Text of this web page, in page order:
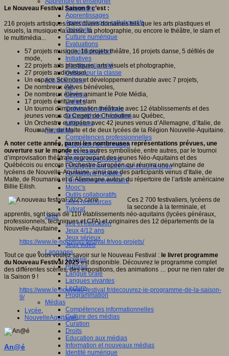
Apprendre
Apprentissages
Apprentissages collaboratifs
Créativité
Culture numérique
Evaluations
Individualisation
Initiatives
Interdisciplinarité
Outils pour la classe
Arts et Culture
Art
Cinéma
Culture
Culture et numérique
Dispositifs de médiation
Littérature
Formation
Compétences professionnelles
Dispositifs de formation
E- formation
Enjeux et évolutions
Enseignement supérieur et numérique
Formations hybrides
Formation universitaire
Mooc’s
Outils collaboratifs
Sites ressources
Tutorat
Jeux
Jeu et éducation
Jeux 4/12 ans
Jeux sérieux
Jeux vidéo
Langages
Ecriture
Humour
Langue orale
Langues vivantes
Lecture
Programmation
Médias
Compétences informationnelles
Culture des médias
Curation
Droits
Education aux médias
Information et nouveaux médias
Identité numérique
Le Nouveau Festival Saison 9 c’est :
216 projets artistiques dans divers domaines tels que les arts plastiques et
visuels, la musique, la danse, la photographie, ou encore le théâtre, le slam et
le multimédia...
57 projets musique, 18 projets théâtre, 16 projets danse, 5 défilés de
mode,
22 projets arts plastiques, arts visuels et photographie,
27 projets audiovisuel,
Un espace Sciences et développement durable avec 7 projets,
De nombreux élèves bénévoles,
De nombreux élèves animant le Pole Média,
17 projets écriture et slam
Un tournoi d’improvisation théâtrale avec 12 établissements et des
jeunes venus du Cegep de Chicoutimi au Québec,
Un Orchestre européen avec 42 jeunes venus d’Allemagne, d’Italie, de
Roumanie, de Malte et de deux lycées de la Région Nouvelle-Aquitaine.
A noter cette année, parmi les nombreuses représentations prévues, une
ouverture sur le mondeet les autres symbolisée, entre autres, par le tournoi
d’improvisation théâtrale regroupant des jeunes Néo-Aquitains et des
Québécois ou encore l’Orchestre Européen qui réunira une vingtaine de
lycéens de Nouvelle-Aquitaine, ainsi que des participants venus d’Italie, de
Malte, de Roumanie et d’ Allemagne autour du répertoire de l’artiste américaine
Billie Eilish.
Ces 2 700 festivaliers, lycéens de
la seconde à la terminale, et
apprentis, sont issus de 110 établissements néo-aquitains (lycées généraux,
professionnels, techniques et CFA) et originaires des 12 départements de la
Nouvelle-Aquitaine.
https://www.le-nouveau-festival.fr/vos-projets/
Tout ce que vous voulez savoir sur le Nouveau Festival : le livret programme
du Nouveau Festival 2025est disponible. Découvrez le programme complet
des différentes scènes, des expositions, des animations … pour ne rien rater de
la Saison 9 !
https://www.le-nouveau-festival.fr/decouvrez-le-programme-de-la-saison-
9/
Lycée,
NouvelleAquitaine,
An@é